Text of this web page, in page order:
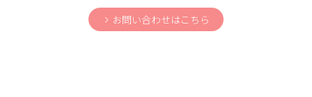
お問い合わせはこちら